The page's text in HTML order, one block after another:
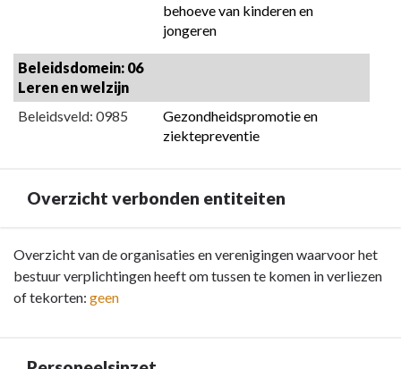
behoeve van kinderen en
jongeren
Beleidsdomein: 06
Leren en welzijn
Beleidsveld: 0985
Gezondheidspromotie en
ziektepreventie
Overzicht verbonden entiteiten
Terug
naar
navigatie
Overzicht van de organisaties en verenigingen waarvoor het
bestuur verplichtingen heeft om tussen te komen in verliezen
of tekorten: geen